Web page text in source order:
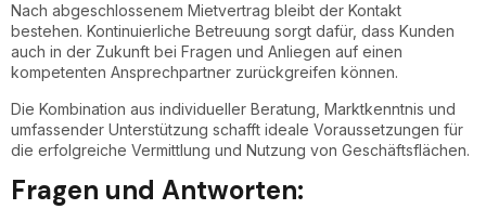
Nach abgeschlossenem Mietvertrag bleibt der Kontakt
bestehen. Kontinuierliche Betreuung sorgt dafür, dass Kunden
auch in der Zukunft bei Fragen und Anliegen auf einen
kompetenten Ansprechpartner zurückgreifen können.
Die Kombination aus individueller Beratung, Marktkenntnis und
umfassender Unterstützung schafft ideale Voraussetzungen für
die erfolgreiche Vermittlung und Nutzung von Geschäftsflächen.
Fragen und Antworten: